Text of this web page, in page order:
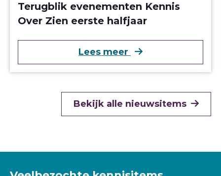
Terugblik evenementen Kennis
Over Zien eerste halfjaar
Lees meer over Terugblik
Bekijk alle nieuwsitems